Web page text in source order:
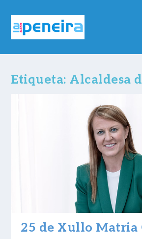
Etiqueta: Alcaldesa
25 de Xullo Matria